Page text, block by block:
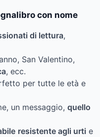
con nome
di lettura,
San Valentino,
, ecc.
per tutte le età e
un messaggio, quello
resistente agli urti e